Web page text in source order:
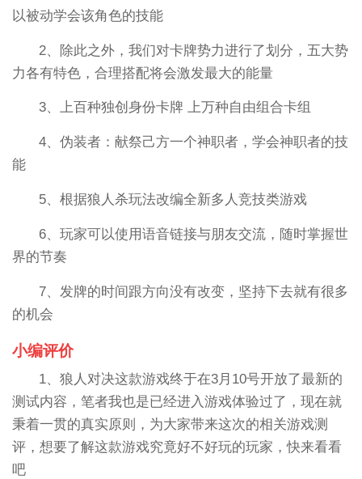
以被动学会该角色的技能
2、除此之外，我们对卡牌势力进行了划分，五大势
力各有特色，合理搭配将会激发最大的能量
3、上百种独创身份卡牌 上万种自由组合卡组
4、伪装者：献祭己方一个神职者，学会神职者的技
能
5、根据狼人杀玩法改编全新多人竞技类游戏
6、玩家可以使用语音链接与朋友交流，随时掌握世
界的节奏
7、发牌的时间跟方向没有改变，坚持下去就有很多
的机会
小编评价
1、狼人对决这款游戏终于在3月10号开放了最新的
测试内容，笔者我也是已经进入游戏体验过了，现在就
秉着一贯的真实原则，为大家带来这次的相关游戏测
评，想要了解这款游戏究竟好不好玩的玩家，快来看看
吧